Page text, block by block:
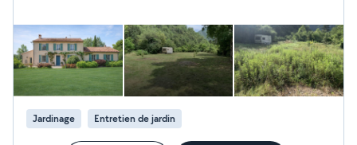
Jardinage Entretien de jardin